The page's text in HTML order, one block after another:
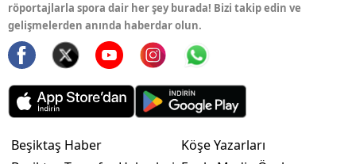
röportajlarla spora dair her şey burada! Bizi takip edin ve
gelişmelerden anında haberdar olun.
Beşiktaş Haber
Köşe Yazarları